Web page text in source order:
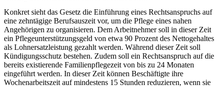
Konkret sieht das Gesetz die Einführung eines Rechtsanspruchs auf
eine zehntägige Berufsauszeit vor, um die Pflege eines nahen
Angehörigen zu organisieren. Dem Arbeitnehmer soll in dieser Zeit
ein Pflegeunterstützungsgeld von etwa 90 Prozent des Nettogehaltes
als Lohnersatzleistung gezahlt werden. Während dieser Zeit soll
Kündigungsschutz bestehen. Zudem soll ein Rechtsanspruch auf die
bereits existierende Familienpflegezeit von bis zu 24 Monaten
eingeführt werden. In dieser Zeit können Beschäftigte ihre
Wochenarbeitszeit auf mindestens 15 Stunden reduzieren, wenn sie